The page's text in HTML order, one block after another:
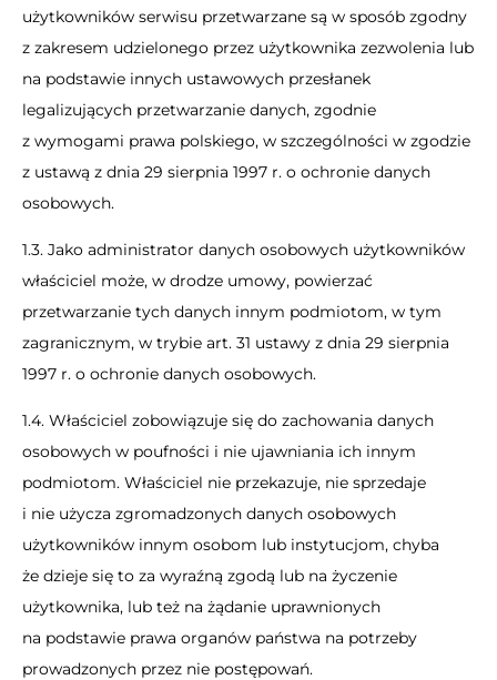
użytkowników serwisu przetwarzane są w sposób zgodny
z zakresem udzielonego przez użytkownika zezwolenia lub
na podstawie innych ustawowych przesłanek
legalizujących przetwarzanie danych, zgodnie
z wymogami prawa polskiego, w szczególności w zgodzie
z ustawą z dnia 29 sierpnia 1997 r. o ochronie danych
osobowych.
1.3. Jako administrator danych osobowych użytkowników
właściciel może, w drodze umowy, powierzać
przetwarzanie tych danych innym podmiotom, w tym
zagranicznym, w trybie art. 31 ustawy z dnia 29 sierpnia
1997 r. o ochronie danych osobowych.
1.4. Właściciel zobowiązuje się do zachowania danych
osobowych w poufności i nie ujawniania ich innym
podmiotom. Właściciel nie przekazuje, nie sprzedaje
i nie użycza zgromadzonych danych osobowych
użytkowników innym osobom lub instytucjom, chyba
że dzieje się to za wyraźną zgodą lub na życzenie
użytkownika, lub też na żądanie uprawnionych
na podstawie prawa organów państwa na potrzeby
prowadzonych przez nie postępowań.